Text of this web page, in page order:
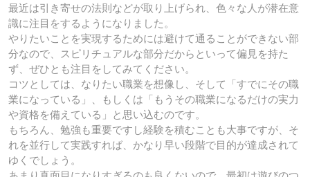
最近は引き寄せの法則などが取り上げられ、色々な人が潜在意
識に注目をするようになりました。
やりたいことを実現するためには避けて通ることができない部
分なので、スピリチュアルな部分だからといって偏見を持た
ず、ぜひとも注目をしてみてください。
コツとしては、なりたい職業を想像し、そして「すでにその職
業になっている」、もしくは「もうその職業になるだけの実力
や資格を備えている」と思い込むのです。
もちろん、勉強も重要ですし経験を積むことも大事ですが、そ
れを並行して実践すれば、かなり早い段階で目的が達成されて
ゆくでしょう。